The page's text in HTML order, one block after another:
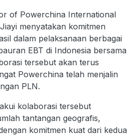
of Powerchina International
menyatakan komitmen
dalam pelaksanaan berbagai
EBT di Indonesia bersama
tersebut akan terus
Powerchina telah menjalin
PLN.
kolaborasi tersebut
tantangan geografis,
komitmen kuat dari kedua